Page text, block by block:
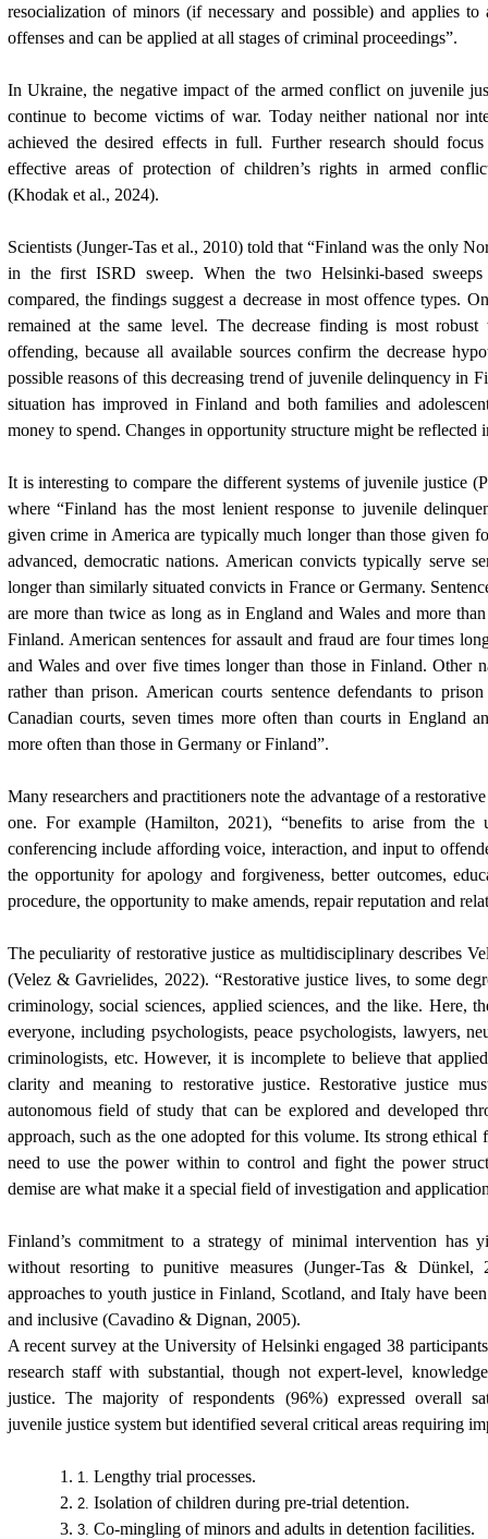
resocialization of minors (if necessary and possible) and applies
offenses and can be applied at all stages of criminal proceedings”.
In Ukraine, the negative impact of the armed conflict on juvenile
continue to become victims of war. Today neither national nor
achieved the desired effects in full. Further research should
effective areas of protection of children’s rights in armed
(Khodak et al., 2024).
Scientists (Junger-Tas et al., 2010) told that “Finland was the only
in the first ISRD sweep. When the two Helsinki-based
compared, the findings suggest a decrease in most offence types.
remained at the same level. The decrease finding is most
offending, because all available sources confirm the decrease
possible reasons of this decreasing trend of juvenile delinquency in
situation has improved in Finland and both families and
money to spend. Changes in opportunity structure might be reflected
It is interesting to compare the different systems of juvenile justice
where “Finland has the most lenient response to juvenile
given crime in America are typically much longer than those given
advanced, democratic nations. American convicts typically serve
longer than similarly situated convicts in France or Germany.
are more than twice as long as in England and Wales and more
Finland. American sentences for assault and fraud are four times
and Wales and over five times longer than those in Finland. Other
rather than prison. American courts sentence defendants to
Canadian courts, seven times more often than courts in England
more often than those in Germany or Finland”.
Many researchers and practitioners note the advantage of a
one. For example (Hamilton, 2021), “benefits to arise from the
conferencing include affording voice, interaction, and input to
the opportunity for apology and forgiveness, better outcomes,
procedure, the opportunity to make amends, repair reputation and
The peculiarity of restorative justice as multidisciplinary describes
(Velez & Gavrielides, 2022). “Restorative justice lives, to some
criminology, social sciences, applied sciences, and the like. Here,
everyone, including psychologists, peace psychologists, lawyers,
criminologists, etc. However, it is incomplete to believe that
clarity and meaning to restorative justice. Restorative justice
autonomous field of study that can be explored and developed
approach, such as the one adopted for this volume. Its strong ethical
need to use the power within to control and fight the power
demise are what make it a special field of investigation and
Finland’s commitment to a strategy of minimal intervention has
without resorting to punitive measures (Junger-Tas & Dünkel,
approaches to youth justice in Finland, Scotland, and Italy have
and inclusive (Cavadino & Dignan, 2005).
A recent survey at the University of Helsinki engaged 38
research staff with substantial, though not expert-level,
justice. The majority of respondents (96%) expressed overall
juvenile justice system but identified several critical areas requiring
Lengthy trial processes.
Isolation of children during pre-trial detention.
Co-mingling of minors and adults in detention facilities.